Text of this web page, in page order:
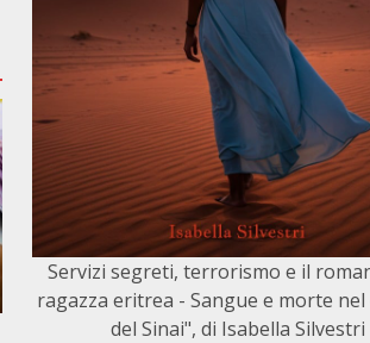
Servizi segreti, terrorismo e il
ragazza eritrea - Sangue e morte
del Sinai", di Isabella Silvestri